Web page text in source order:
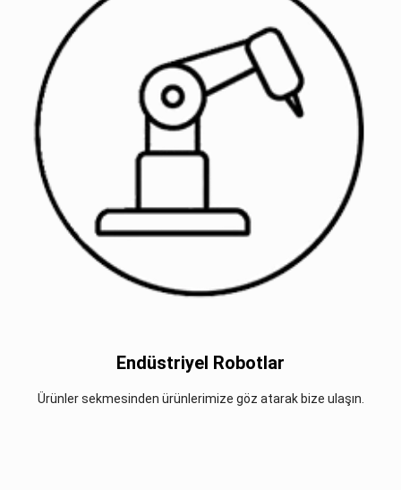
Endüstriyel Robotlar
Ürünler sekmesinden ürünlerimize göz atarak bize ulaşın.